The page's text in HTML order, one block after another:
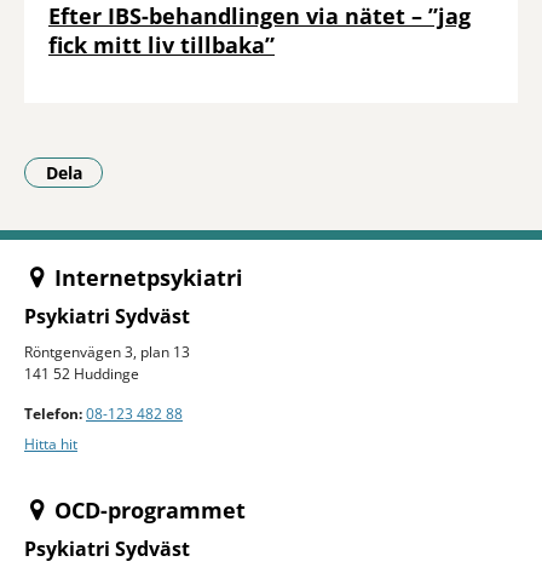
Efter IBS-behandlingen via nätet – ”jag
fick mitt liv tillbaka”
Dela
- Klicka för att öppna delningsalternativ.
Internetpsykiatri
Psykiatri Sydväst
Röntgenvägen 3, plan 13
141 52 Huddinge
Telefon:08-123 482 88
Hitta hit
OCD-programmet
Psykiatri Sydväst